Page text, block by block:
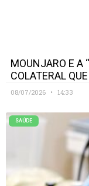
MOUNJARO E A
COLATERAL
08/07/2026 14:33
SAÚDE